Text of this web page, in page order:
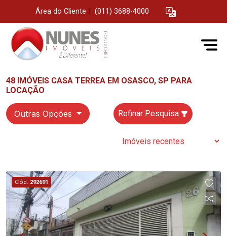
Área do Cliente (011) 3688-4000
48 IMÓVEIS CASA TERREA EM OSASCO, SP PARA
LOCAÇÃO
Outras Opções Refinar Pesquisa
Cód. 292691